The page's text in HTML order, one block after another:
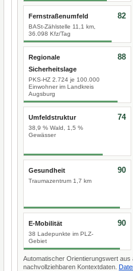
Fernstraßenumfeld
BASt-Zählstelle 11,1 km,
36.098 Kfz/Tag
82
Regionale
Sicherheitslage
PKS-HZ 2.724 je 100.000
Einwohner im Landkreis
Augsburg
88
Umfeldstruktur
38,9 % Wald, 1,5 %
Gewässer
74
Gesundheit
Traumazentrum 1,7 km
90
E-Mobilität
38 Ladepunkte im PLZ-
Gebiet
90
Automatischer Orientierungswert aus
nachvollziehbaren Kontextdaten.